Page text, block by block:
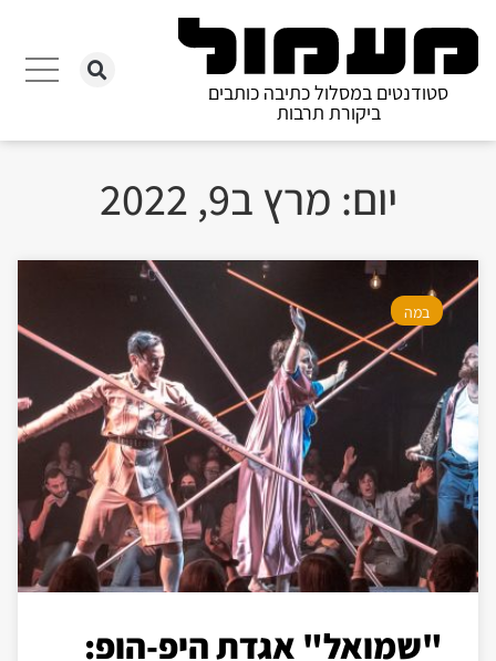
סטודנטים במסלול כתיבה כותבים
ביקורת תרבות
יום: מרץ ב9, 2022
במה
"שמואל" אגדת היפ-הופ: